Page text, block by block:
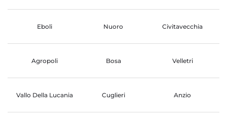
Eboli Nuoro Civitavecchia
Agropoli Bosa Velletri
Vallo Della Lucania Cuglieri Anzio